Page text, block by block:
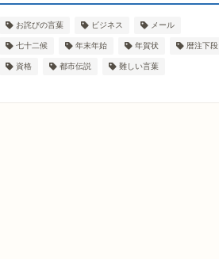
お詫びの言葉 ビジネス メール
七十二候 年末年始 年賀状 暦注下段
資格 都市伝説 難しい言葉